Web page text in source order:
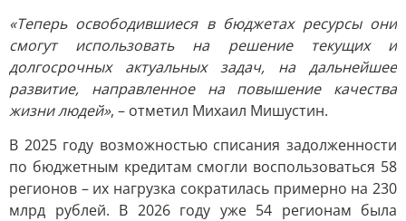
«Теперь освободившиеся в бюджетах ресурсы они
смогут использовать на решение текущих и
долгосрочных актуальных задач, на дальнейшее
развитие, направленное на повышение качества
жизни людей», – отметил Михаил Мишустин.
В 2025 году возможностью списания задолженности
по бюджетным кредитам смогли воспользоваться 58
регионов – их нагрузка сократилась примерно на 230
млрд рублей. В 2026 году уже 54 регионам была